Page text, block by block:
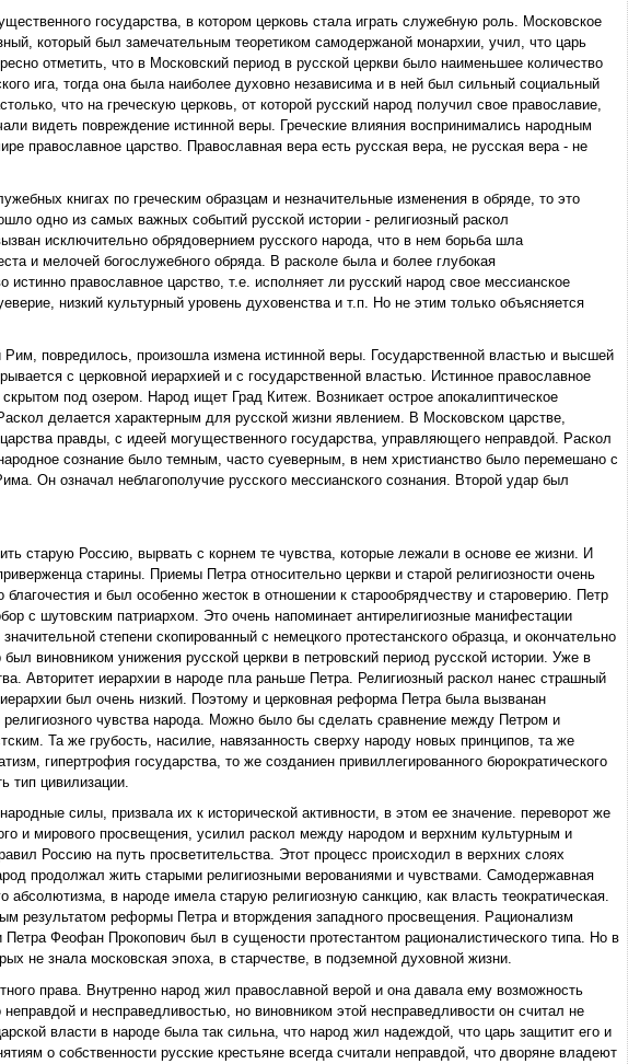
государства, в котором церковь стала играть служебную роль. Московское
который был замечательным теоретиком самодержаной монархии, учил, что царь
отметить, что в Московский период в русской церкви было наименьшее количество
ига, тогда она была наиболее духовно независима и в ней был сильный социальный
что на греческую церковь, от которой русский народ получил свое православие,
видеть повреждение истинной веры. Греческие влияния воспринимались народным
православное царство. Православная вера есть русская вера, не русская вера - не
книгах по греческим образцам и незначительные изменения в обряде, то это
одно из самых важных событий русской истории - религиозный раскол
исключительно обрядовернием русского народа, что в нем борьба шла
и мелочей богослужебного обряда. В расколе была и более глубокая
православное царство, т.е. исполняет ли русский народ свое мессианское
низкий культурный уровень духовенства и т.п. Но не этим только объясняется
повредилось, произошла измена истинной веры. Государственной властью и высшей
с церковной иерархией и с государственной властью. Истинное православное
под озером. Народ ищет Град Китеж. Возникает острое апокалиптическое
делается характерным для русской жизни явлением. В Московском царстве,
правды, с идеей могущественного государства, управляющего неправдой. Раскол
сознание было темным, часто суеверным, в нем христианство было перемешано с
Он означал неблагополучие русского мессианского сознания. Второй удар был
старую Россию, вырвать с корнем те чувства, которые лежали в основе ее жизни. И
старины. Приемы Петра относительно церкви и старой религиозности очень
и был особенно жесток в отношении к старообрядчеству и староверию. Петр
с шутовским патриархом. Это очень напоминает антирелигиозные манифестации
степени скопированный с немецкого протестанского образца, и окончательно
виновником унижения русской церкви в петровский период русской истории. Уже в
Авторитет иерархии в народе пла раньше Петра. Религиозный раскол нанес страшный
был очень низкий. Поэтому и церковная реформа Петра была вызванан
чувства народа. Можно было бы сделать сравнение между Петром и
Та же грубость, насилие, навязанность сверху народу новых принципов, та же
гипертрофия государства, то же созданиен привиллегированного бюрократического
тип цивилизации.
силы, призвала их к исторической активности, в этом ее значение. переворот же
и мирового просвещения, усилил раскол между народом и верхним культурным и
Россию на путь просветительства. Этот процесс происходил в верхних слоях
продолжал жить старыми религиозными верованиями и чувствами. Самодержавная
в народе имела старую религиозную санкцию, как власть теократическая.
результатом реформы Петра и вторждения западного просвещения. Рационализм
Феофан Прокопович был в сущености протестантом рационалистического типа. Но в
не знала московская эпоха, в старчестве, в подземной духовной жизни.
права. Внутренно народ жил православной верой и она давала ему возможность
и несправедливостью, но виновником этой несправедливости он считал не
власти в народе была так сильна, что народ жил надеждой, что царь защитит его и
о собственности русские крестьяне всегда считали неправдой, что дворяне владеют